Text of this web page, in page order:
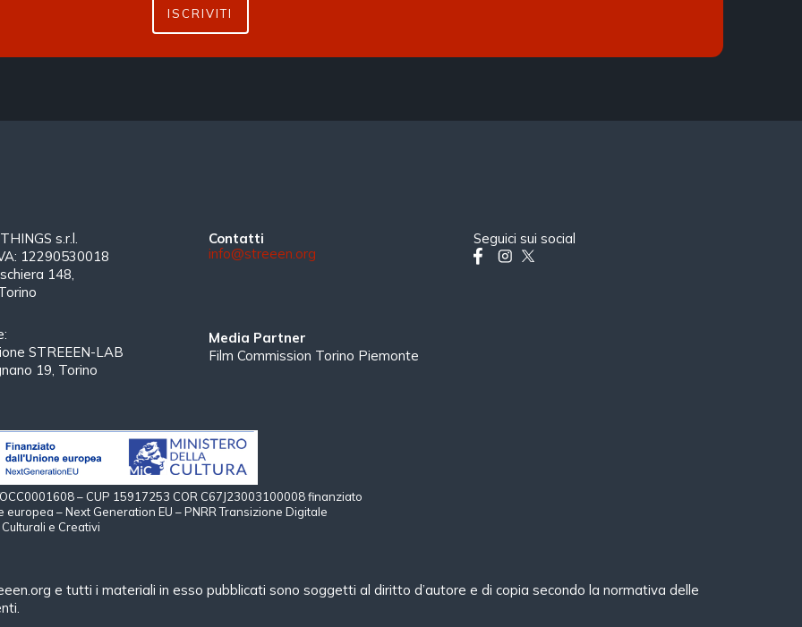
ISCRIVITI
s.r.l.
12290530018
148,
STREEEN-LAB
19, Torino
Contatti
info@streeen.org
Media Partner
Film Commission Torino Piemonte
Seguici sui social
– CUP 15917253 COR C67J23003100008 finanziato
europea – Next Generation EU – PNRR Transizione Digitale
e Creativi
e tutti i materiali in esso pubblicati sono soggetti al diritto d’autore e di copia secondo la normativa delle